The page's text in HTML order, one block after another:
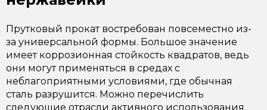
Прутковый прокат востребован повсеместно из-
за универсальной формы. Большое значение
имеет коррозионная стойкость квадратов, ведь
они могут применяться в средах с
неблагоприятными условиями, где обычная
сталь разрушится. Можно перечислить
следующие отрасли активного использования